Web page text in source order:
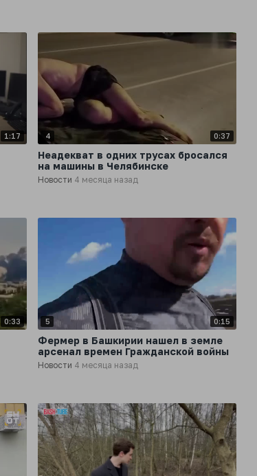
1:17 4 0:37
Неадекват в одних трусах бросался
на машины в Челябинске
Новости 4 месяца назад
0:33 5 0:15
Фермер в Башкирии нашел в земле
арсенал времен Гражданской войны
Новости 4 месяца назад